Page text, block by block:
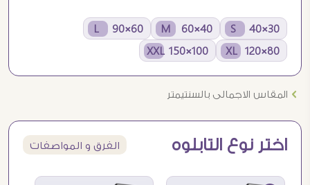
30×40 S
40×60 M
60×90 L
80×120 XL
100×150 XXL
Ö المقاس الاجمالى بالسنتيمتر
اختر نوع التابلوه الفرق و المواصفات